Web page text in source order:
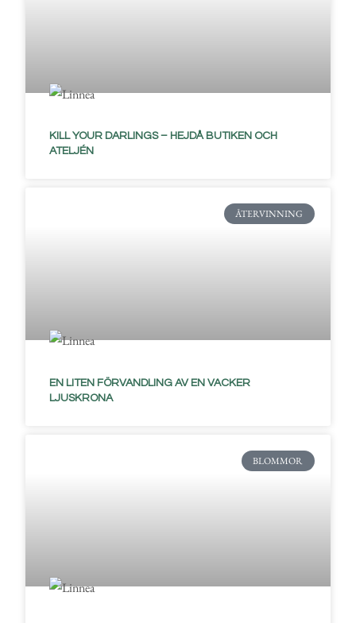
KILL YOUR DARLINGS – HEJDÅ BUTIKEN OCH
ATELJÉN
ÅTERVINNING
EN LITEN FÖRVANDLING AV EN VACKER
LJUSKRONA
BLOMMOR